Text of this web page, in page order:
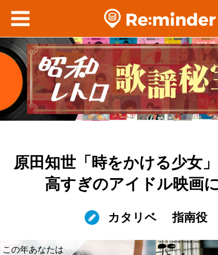
原田知世「時をかける少女
高すぎのアイドル映画
カタリベ 指南役
この年あなたは